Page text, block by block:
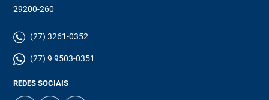
29200-260
(27) 3261-0352
(27) 9 9503-0351
REDES SOCIAIS